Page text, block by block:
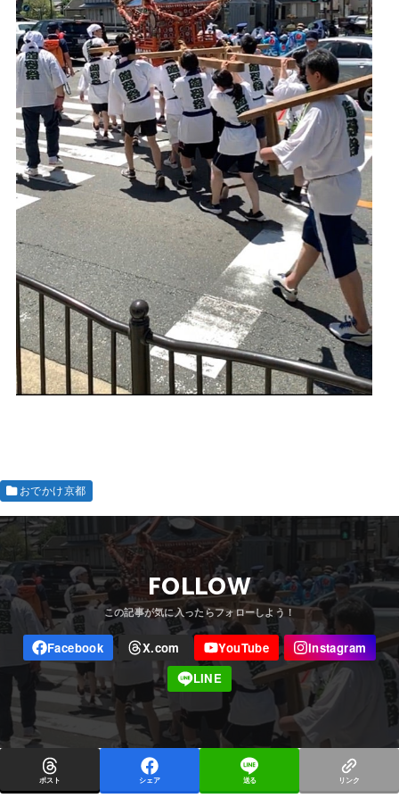
おでかけ京都
FOLLOW
ポスト シェア 送る リンク